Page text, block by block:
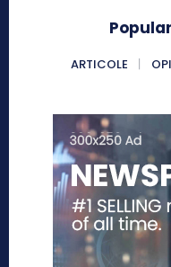
ARTICOLE